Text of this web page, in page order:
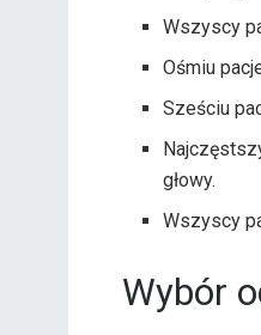
Wszyscy
Ośmiu
Sześciu
głowy.
Wszyscy
Wybór